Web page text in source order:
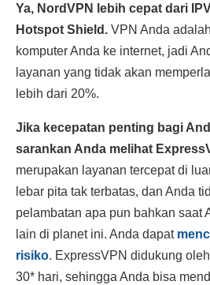
Ya, NordVPN lebih cepat dari
Hotspot Shield. VPN Anda
komputer Anda ke internet, jadi
layanan yang tidak akan
lebih dari 20%.
Jika kecepatan penting bagi
sarankan Anda melihat
merupakan layanan tercepat di
lebar pita tak terbatas, dan Anda
pelambatan apa pun bahkan saat
lain di planet ini. Anda dapat
risiko. ExpressVPN didukung
30* hari, sehingga Anda bisa